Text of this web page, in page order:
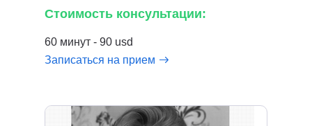
Стоимость консультации:
60 минут - 90 usd
Записаться на прием